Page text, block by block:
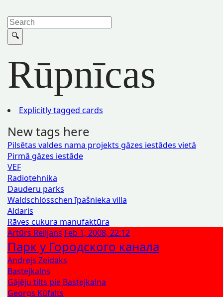
Rūpnīcas
Explicitly tagged cards
New tags here
Pilsētas valdes nama projekts gāzes iestādes vietā
Pirmā gāzes iestāde
VEF
Radiotehnika
Dauderu parks
Waldschlösschen īpašnieka villa
Aldaris
Rāves cukura manufaktūra
Artūrs Reiljans Feb 1, 2008, 22:12
Парк у Городского канала
Andrejs Zeidaks
Bastejkalns
Gājēju tilts pie Bastejkalna
Georgs Kūfalts